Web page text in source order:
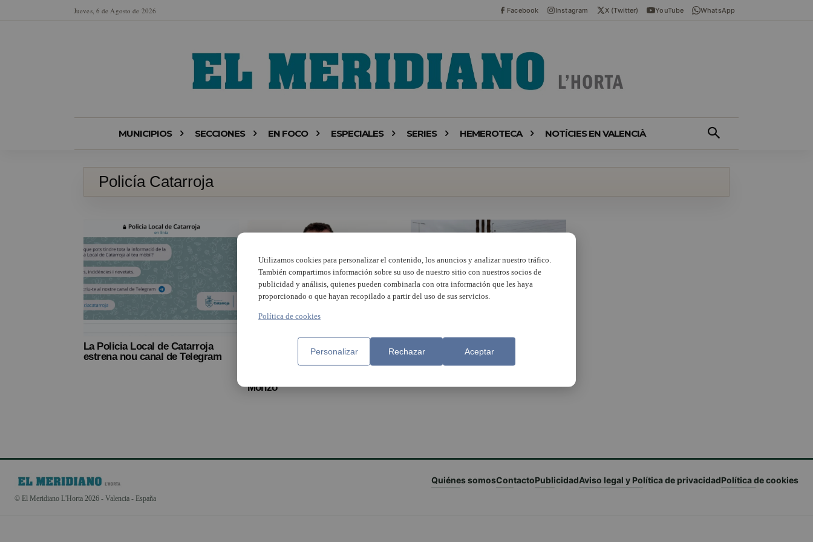
Jueves, 6 de Agosto de 2026 Facebook Instagram X (Twitter) YouTube WhatsApp
MUNICIPIOS SECCIONES EN FOCO ESPECIALES SERIES HEMEROTECA NOTÍCIES EN VALENCIÀ
Policía Catarroja
La Policia Local de Catarroja
estrena nou canal de Telegram
El Grupo Municipal Socialista de
Catarroja convoca un consejo de
seguridad para aclarar los hechos
Monzó
Catarroja fa balanç de les
actuacions de la Policía Local
durant l’estat d’alarma
© El Meridiano L'Horta 2026 - Valencia - España
Quiénes somosContactoPublicidadAviso legal y Política de privacidadPolítica de cookies
Utilizamos cookies para personalizar el contenido, los anuncios y analizar nuestro tráfico.
También compartimos información sobre su uso de nuestro sitio con nuestros socios de
publicidad y análisis, quienes pueden combinarla con otra información que les haya
proporcionado o que hayan recopilado a partir del uso de sus servicios.
Política de cookies
Personalizar Rechazar Aceptar